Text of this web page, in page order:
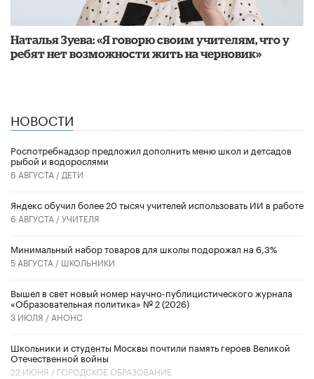
Наталья Зуева: «Я говорю своим учителям, что у
ребят нет возможности жить на черновик»
НОВОСТИ
Роспотребнадзор предложил дополнить меню школ и детсадов
рыбой и водорослями
6 АВГУСТА / ДЕТИ
​Яндекс обучил более 20 тысяч учителей использовать ИИ в работе
6 АВГУСТА /УЧИТЕЛЯ
Минимальный набор товаров для школы подорожал на 6,3%
5 АВГУСТА / ШКОЛЬНИКИ
Вышел в свет новый номер научно-публицистического журнала
«Образовательная политика» № 2 (2026)
3 ИЮЛЯ / АНОНС
Школьники и студенты Москвы почтили память героев Великой
Отечественной войны
22 ИЮНЯ / ГОРОДСКОЕ ОБРАЗОВАНИЕ